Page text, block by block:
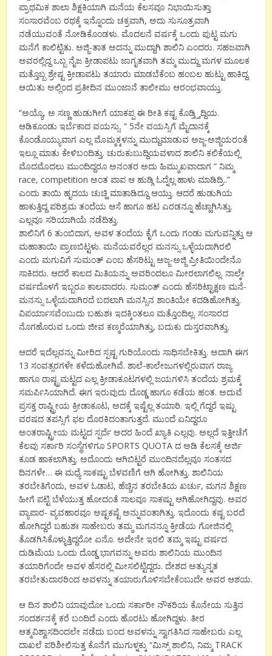
ಪ್ರಾಥಮಿಕ ಶಾಲಾ ಶಿಕ್ಷಕಿಯಾಗಿ ಮನೆಯ ಕೆಲಸವೂ ನಿಭಾಯಿಸುತ್ತಾ
ಸಂಸಾರವೆಂಬ ರಥಕ್ಕೆ ಇನ್ನೊಂದು ಚಕ್ರವಾಗಿ, ಅದು ಸುಸೂತ್ರವಾಗಿ
ನಡೆಯುವಂತೆ ನೋಡಿಕೊಂಡಳು. ಮೊದಲನೆ ವರ್ಷಕ್ಕೆ ಒಂದು ಪುಟ್ಟ ಮಗು
ಮನೆಗೆ ಕಾಲಿಟ್ಟಿತು. ಅಜ್ಜಿ-ತಾತ ಅದನ್ನು ಮುದ್ದಾಗಿ ಶಾಲಿನಿ ಎಂದರು. ಸಹಜವಾಗಿ
ಅವರಲ್ಲಿದ್ದ ಒಬ್ಬ ನೈಜ ಕ್ರೀಡಾಪಟು ಜಾಗೃತವಾಗಿ ತಮ್ಮ ಮುದ್ದು ಮಗಳ ಮೂಲಕ
ಮತ್ತೊಬ್ಬ ಶ್ರೇಷ್ಟ ಕ್ರೀಡಾಪಟು ತಯಾರು ಮಾಡಬೆಕೆಂಬ ಹಂಬಲ ಹುಟ್ಟು ಹಾಕಿದ್ದ.
ಆಯಿತು ಅಲ್ಲಿಂದ ಪ್ರತೀದಿನ ಮುಂಜಾನೆ ತಾಲೀಮು ಆರಂಭವಾಯ್ತು.
“ಅಯ್ಯೊ, ಅ ಸಣ್ಣ ಹುಡುಗೀಗೆ ಯಾಕಪ್ಪ ಈ ರೀತಿ ಕಷ್ಟ ಕೊಡ್ತ್ತಿದ್ದಿಯ.
ಆಡಿಕೂಂಡು ಇರ್ಬೆಕಾದ ವಯಸ್ಸು. “ 5ನೇ ವಯಸ್ಸಿಗೆ ಮೈದಾನಕ್ಕೆ
ಕೊಂಡೊಯ್ಯುವಾಗ ಎಲ್ಲ ಮೊಮ್ಮಕ್ಕಳನ್ನು ಮುದ್ದುಮಾಡುವ ಅಜ್ಜ-ಅಜ್ಜಿಯರಂತೆ
ಇಲ್ಲೂ ಮಾತು ಕೇಳಿಬಂದಿತ್ತು. ಚುರುಕುಬುದ್ದಿಯವಳಾದ ಶಾಲಿನಿ ಕಲಿಕೆಯಲ್ಲಿ
ಮೊದಮೊದಲು ಮುಂದಿದ್ದರೂ ಅನಂತರ ಅದು ಹಿಮ್ಮುಖವಾದಾಗ “ ನಿಮ್ಮ
race, competition ಅಂತ ಪಾಪ ಆ ಹುಡ್ಗಿ ಓದ್ನೆಲ್ಲ ಹಾಳು ಮಾಡಿದ್ರಿ..”
ಎಂದು ತಾಯಿ ಹೃದಯ ಚುಚ್ಹಿ ಮಾತಾಡಿದ್ದೂ ಆಯ್ತು. ಆದರೆ ಹುಡುಗಿಯ
ಹಾಕುತ್ತಿದ್ದ ಪರಿಶ್ರಮ ತಂದೆಯ ಆಸೆ ಹಾಗೂ ಹಟ ಎರಡನ್ನೂ ಹೆಚ್ಹಾಗಿಸಿತ್ತು.
ಎಲ್ಲವೂ ಸರಿಯಾಗಿಯೆ ನಡೆದಿತ್ತು.
ಶಾಲಿನಿಗೆ 6 ತುಂಬಿದಾಗ, ಅವಳ ತಂದೆಯ ಕೈಗೆ ಒಂದು ಗಂಡು ಮಗುವನ್ನಿತ್ತು ಆ
ಮಹಾತಾಯಿ ಪ್ರಾಣಬಿಟ್ಟಳು. ಮನೆಯವರೆಲ್ಲರ ಮನಸ್ಸು ಒಳ್ಳೆಯದಾಗಿರಲಿ
ಎಂದು ಮಗುವಿಗೆ ಸುಮಂತ್ ಎಂಬ ಹೆಸರಿಟ್ಟು ಅಜ್ಜ-ಅಜ್ಜಿ ಪ್ರೀತಿಯಿಂದೇನೊ
ಸಾಕಿದರು. ಆದರೆ ಕಾಲದ ಮಿತಿಯನ್ನು ಅವರಿಂದಲೂ ಮೀರಲಾಗಲಿಲ್ಲ. ನಾಲ್ಕೇ
ವರ್ಷದೊಳಗೆ ಇಬ್ಬರೂ ಕಾಲವಾದರು. ಸುಮಂತ್ ಎಂದು ಹೆಸರಿಟ್ಟಾಕ್ಷಣ ಮನೆ-
ಮನಸ್ಸು ಒಳ್ಳೆಯದಾಗಿರದೆ ಬದಲಾಗಿ ಮನಸ್ಸಿನ ಶಾಂತಿಯೇ ಕದಡಿಹೋಗಿತ್ತು.
ವಿಪರ್ಯಾಸವೆಂಬುದು ಬಹುಶಃ ಇದಕ್ಕಿಂತಲೂ ಮತ್ತೊಂದಿಲ್ಲ. ಸಂಸಾರದ
ನೊಗಹೊರುವ ಒಂದು ಜೀವ ಕಣ್ಮರೆಯಾಗಿತ್ತು, ಬದುಕು ದುಸ್ತರವಾಗಿತ್ತು.
ಆದರೆ ಇದೆಲ್ಲವನ್ನು ಮೀರಿದ ಸ್ಪಷ್ಟ ಗುರಿಯೊಂದು ಸಾಧಿಸಬೇಕಿತ್ತು. ಅದಾಗಿ ಈಗ
13 ಸಂವತ್ಸರಗಳೇ ಕಳೆದುಹೋಗಿವೆ. ಶಾಲೆ-ಕಾಲೇಜುಗಳಲ್ಲಿರುವಾಗ ರಾಜ್ಯ
ಹಾಗೂ ರಾಷ್ಟ್ರಮಟ್ಟದ ಎಲ್ಲ ಕ್ರೀಡಾಕೂಟಗಳಲ್ಲಿ ಜಯಗಳಿಸಿ ತಂದೆಯ ಶ್ರಮಕ್ಕೆ
ಸಮರ್ಪಿಸಿಯಾಗಿದೆ. ಈಗ ಇರುವುದು ದೊಡ್ಡ ಹಾಗೂ ಕಡೆಯ ಹಂತ. ಅದುವೆ
ಪ್ರಸಕ್ತ ರಾಷ್ಟ್ರೀಯ ಕ್ರೀಡಾಕೂಟ, ಅದಕ್ಕೆ ಇಷ್ಟೆಲ್ಲ ತಯಾರಿ. ಇಲ್ಲಿ ಗೆದ್ದರೆ ಇಷ್ಟು
ವರಷದ ತಪಸ್ಸಿಗೆ ಫಲ ದೊರಕಿದಂತಾಗುತ್ತದೆ. ಮುಂದೆ ಏನಿದ್ದರೂ
ಅಂತರಾಷ್ಟ್ರೀಯ ಮಟ್ಟದ ಸ್ಪರ್ದೆ ಅದರ ಹಿಂದೆ ಖ್ಯಾತಿ ಎಲ್ಲವು. ಅಲ್ಲದೆ ಇತ್ತೀಚೆಗೆ
ಕೆಲವು ಸರ್ಕಾರಿ ಸಂಸ್ಥೆಗಳಿಗೂ SPORTS QUOTA ದ ಅಡಿ ಕೆಲಸಕ್ಕೆ ಅರ್ಜಿ
ಕೂಡ ಹಾಕಲಾಗಿತ್ತು. ಅದೊಂದು ಆಗಿಬಿಟ್ಟರೆ ಮುಂದಿನದೆಲ್ಲವೂ ಸಂತಸದ
ದಿನಗಳೇ… ಈ ಮಧ್ಯೆ ಸಾಕಷ್ಟು ಬೆಳವಣಿಗೆ ಆಗಿ ಹೋಗಿತ್ತು. ಶಾಲಿನಿಯ
ತರಬೇತಿಗೆಂದು, ಅವಳ ಓಡಾಟ, ಹೆಚ್ಚಿನ ತರಬೇತಿಯ ಖರ್ಚು, ಮಗನ ಶಿಕ್ಷಣ
ಹೀಗೆ ಪಟ್ಟಿ ಬೆಳೆಯುತ್ತ ಹೋದಂತೆ ಸಾಲವೂ ಸಾಕಷ್ಟು ಆಗಿಹೋಗಿದ್ದವು. ಅವರ
ವ್ಯಾಪಾರ- ವ್ಯವಹಾರವೂ ಅಷ್ಟಕಷ್ಟೆ ಅನ್ನುವಂತಾಗಿತ್ತು. ಇದೊಂದು ಕಷ್ಟ ಬರದೆ
ಹೋಗಿದ್ದರೆ ಬಹುಶಃ ಸಾಹೇಬರು ತಮ್ಮ ಮಗನನ್ನೂ ಕ್ರೀಡೆಯ ಗೋಜಿನಲ್ಲಿ
ತೊಡಗಿಸಿಕೊಳ್ಳುತ್ತಿದ್ದರೋ ಏನೊ. ಅದೇನೇ ಇರಲಿ ತಮ್ಮ ಇಷ್ಟು ವರ್ಷದ
ದುಡಿಮೆಯ ಒಂದು ದೊಡ್ಡ ಭಾಗವನ್ನು ಅವರು ಶಾಲಿನಿಯ ಮುಂದಿನ
ತಯಾರಿಗೆಂದೇ ಅವಳ ಹೆಸರಲ್ಲಿ ಮೀಸಲಿಟ್ಟಿದ್ದರು. ದೇಶದ ಅತ್ಯುನ್ನತ
ತರಬೇತುದಾರರಿಂದ ಅವಳನ್ನು ತಯಾರುಗೊಳಿಸಬೇಕೆಂಬುದೇ ಅವರ ಆಶಯ.
ಆ ದಿನ ಶಾಲಿನಿ ಯಾವುದೋ ಒಂದು ಸರ್ಕಾರೀ ನೌಕರಿಯ ಕೊನೇಯ ಸುತ್ತಿನ
ಸಂದರ್ಶನಕ್ಕೆ ಕರೆ ಬಂದಿದೆ ಎಂದು ಹೊರಟು ಹೋಗಿದ್ದಳು. ತೀರ
ಆತ್ಮವಿಶ್ವಾಸದಿಂದಲೇ ನಡೆದು ಬಂದ ಅವಳನ್ನು ಸ್ವಾಗತಿಸಿದ ಸಾಹೇಬರು ಎಲ್ಲ
ದಾಖಲೆ ಪರಿಶೀಲಿಸುತ್ತ ಕೊನೆಗೆ ಮುಗುಳ್ನಕ್ಕು “ಮಿಸ್ಸ್ ಶಾಲಿನಿ, ನಿಮ್ಮ TRACK